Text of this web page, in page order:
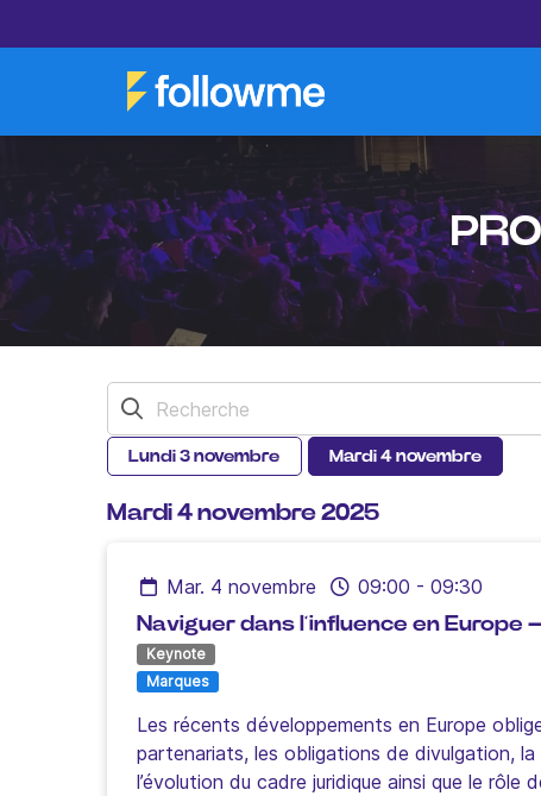
lundi 3 novembre mardi 4 novembre
Mardi 4 novembre 2025
mar. 4 novembre 09:00 - 09:30
Naviguer dans l’influence en
Keynote
Marques
Les récents développements en Europe
partenariats, les obligations de divulgation,
l’évolution du cadre juridique ainsi que le